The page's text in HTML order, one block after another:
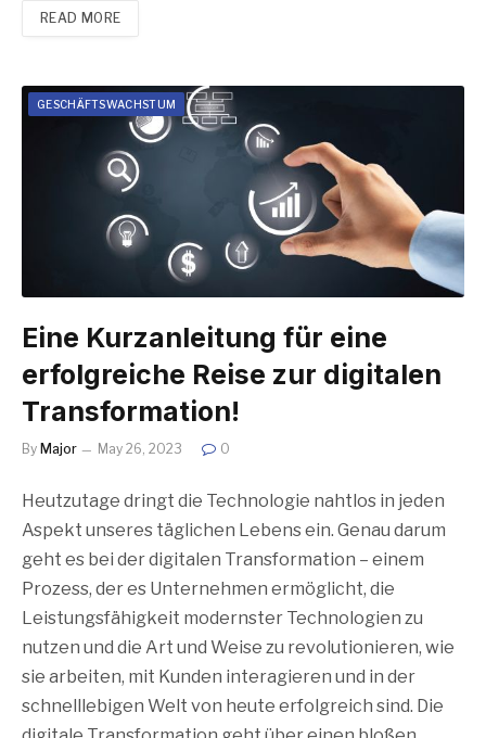
READ MORE
GESCHÄFTSWACHSTUM
Eine Kurzanleitung für eine
erfolgreiche Reise zur digitalen
Transformation!
By Major May 26, 2023 0
Heutzutage dringt die Technologie nahtlos in jeden
Aspekt unseres täglichen Lebens ein. Genau darum
geht es bei der digitalen Transformation – einem
Prozess, der es Unternehmen ermöglicht, die
Leistungsfähigkeit modernster Technologien zu
nutzen und die Art und Weise zu revolutionieren, wie
sie arbeiten, mit Kunden interagieren und in der
schnelllebigen Welt von heute erfolgreich sind. Die